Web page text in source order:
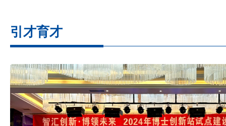
引才育才